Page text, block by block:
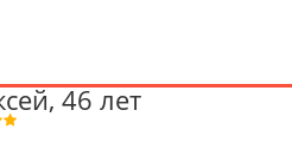
46 лет